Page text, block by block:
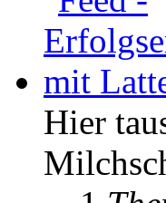
Hier